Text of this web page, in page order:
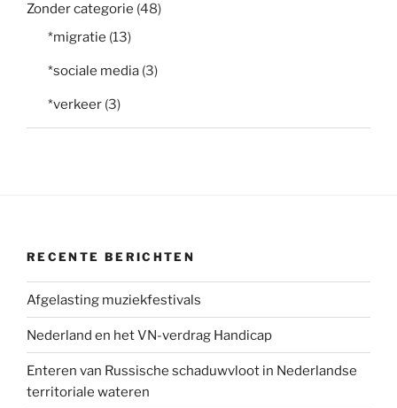
Zonder categorie (48)
*migratie (13)
*sociale media (3)
*verkeer (3)
RECENTE BERICHTEN
Afgelasting muziekfestivals
Nederland en het VN-verdrag Handicap
Enteren van Russische schaduwvloot in Nederlandse
territoriale wateren